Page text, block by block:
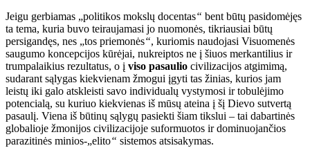
Jeigu gerbiamas „politikos mokslų docentas“ bent būtų pasidomėjęs
ta tema, kuria buvo teiraujamasi jo nuomonės, tikriausiai būtų
persigandęs, nes „tos priemonės“, kuriomis naudojasi Visuomenės
saugumo koncepcijos kūrėjai, nukreiptos ne į šiuos merkantilius ir
trumpalaikius rezultatus, o į viso pasaulio civilizacijos atgimimą,
sudarant sąlygas kiekvienam žmogui įgyti tas žinias, kurios jam
leistų iki galo atskleisti savo individualų vystymosi ir tobulėjimo
potencialą, su kuriuo kiekvienas iš mūsų ateina į šį Dievo sutvertą
pasaulį. Viena iš būtinų sąlygų pasiekti šiam tikslui – tai dabartinės
globalioje žmonijos civilizacijoje suformuotos ir dominuojančios
parazitinės minios-„elito“ sistemos atsisakymas.